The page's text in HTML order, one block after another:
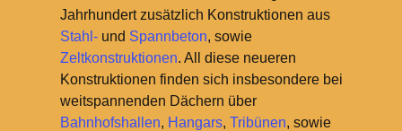
Jahrhundert zusätzlich Konstruktionen aus
Stahl-und Spannbeton, sowie
Zeltkonstruktionen. All diese neueren
Konstruktionen finden sich insbesondere bei
weitspannenden Dächern über
Bahnhofshallen, Hangars, Tribünen, sowie